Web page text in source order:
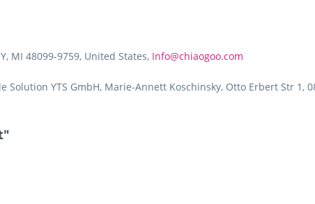
MI 48099-9759, United States, Info@chiaogoo.com
Solution YTS GmbH, Marie-Annett Koschinsky, Otto Erbert Str 1,